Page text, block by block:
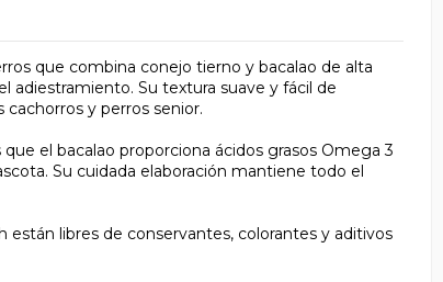
que combina conejo tierno y bacalao de alta
adiestramiento. Su textura suave y fácil de
y perros senior.
el bacalao proporciona ácidos grasos Omega 3
Su cuidada elaboración mantiene todo el
libres de conservantes, colorantes y aditivos